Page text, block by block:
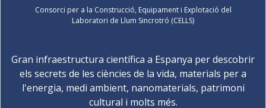
Consorci per a la Construcció, Equipament i Explotació del
Laboratori de Llum Sincrotró (CELLS)
Gran infraestructura científica a Espanya per descobrir
els secrets de les ciències de la vida, materials per a
l'energia, medi ambient, nanomaterials, patrimoni
cultural i molts més.